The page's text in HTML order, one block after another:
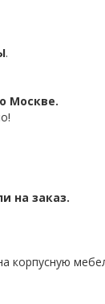
.
Москве.
на заказ.
корпусную